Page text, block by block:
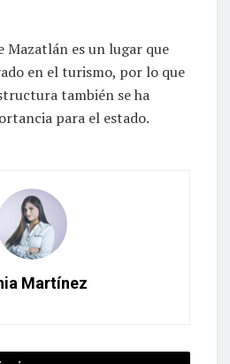
Mazatlán es un lugar que
en el turismo, por lo que
también se ha
para el estado.
Martínez